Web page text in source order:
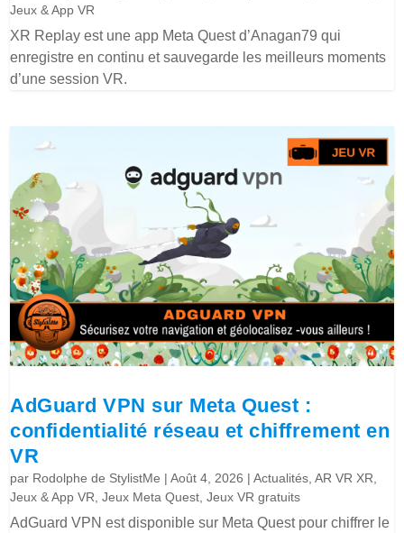
Jeux & App VR
XR Replay est une app Meta Quest d’Anagan79 qui
enregistre en continu et sauvegarde les meilleurs moments
d’une session VR.
AdGuard VPN sur Meta Quest :
confidentialité réseau et chiffrement en
VR
par Rodolphe de StylistMe |Août 4, 2026 |Actualités ,AR VR XR
Jeux & App VR ,Jeux Meta Quest ,Jeux VR gratuits
AdGuard VPN est disponible sur Meta Quest pour chiffrer le